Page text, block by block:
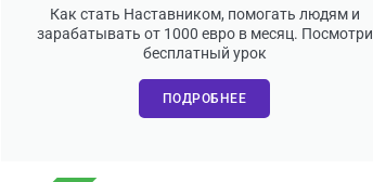
Как стать Наставником, помогать людям и
зарабатывать от 1000 евро в месяц. Посмотри
бесплатный урок
ПОДРОБНЕЕ